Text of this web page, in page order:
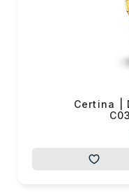
Certina |